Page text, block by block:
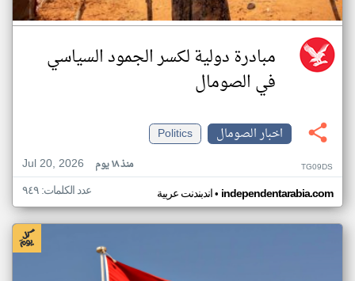
مبادرة دولية لكسر الجمود السياسي
في الصومال
اخبار الصومال
Politics
Jul 20, 2026
منذ ١٨ يوم TG09DS
اندبندنت عربية• independentarabia.com عدد الكلمات: ٩٤٩